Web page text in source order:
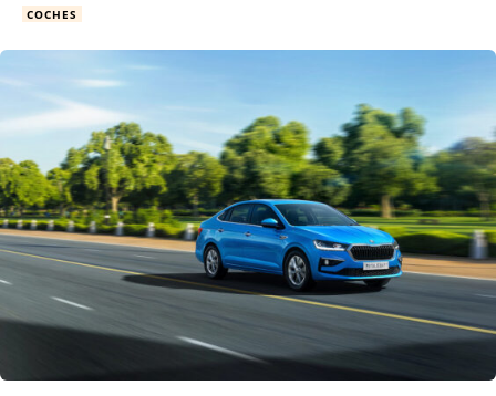
COCHES